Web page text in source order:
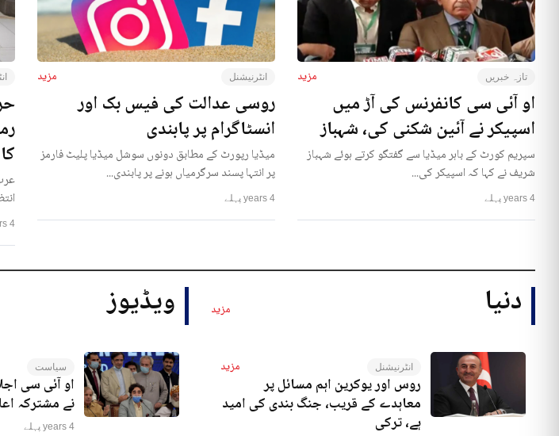
تازہ خبریں مزید
او آئی سی کانفرنس کی آڑ میں
اسپیکر نے آئین شکنی کی، شہباز
سپریم کورٹ کے باہر میڈیا سے گفتگو کرتے ہوئے شہباز
شریف نے کہا کہ اسپیکر کی...
4 years پہلے
انٹرنیشنل مزید
روسی عدالت کی فیس بک اور
انسٹاگرام پر پابندی
میڈیا رپورٹ کے مطابق دونوں سوشل میڈیا پلیٹ فارمز
پر انتہا پسند سرگرمیاں ہونے پر پابندی...
4 years پہلے
4 years پہلے
دنیا مزید
انٹرنیشنل مزید
روس اور یوکرین اہم مسائل پر
معاہدے کے قریب، جنگ بندی کی امید
ہے، ترکی
ویڈیوز
سیاست
او آئی سی
نے مشترکہ
4 years پہلے